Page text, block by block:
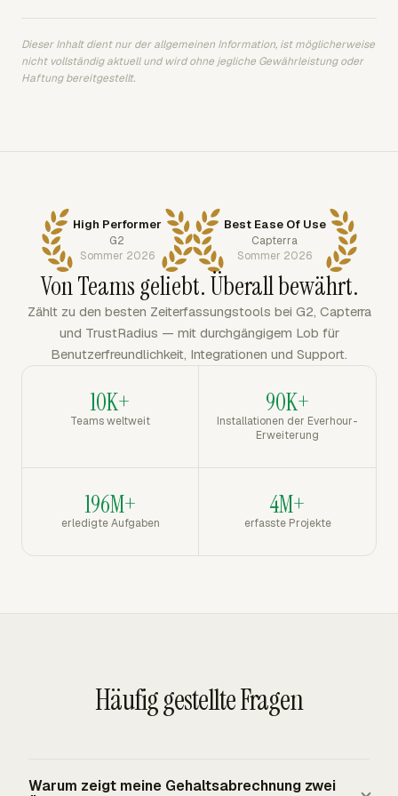
Dieser Inhalt dient nur der allgemeinen Information, ist möglicherweise
nicht vollständig aktuell und wird ohne jegliche Gewährleistung oder
Haftung bereitgestellt.
High Performer
G2
Sommer 2026
Best Ease Of Use
Capterra
Sommer 2026
Von Teams geliebt. Überall bewährt.
Zählt zu den besten Zeiterfassungstools bei G2, Capterra
und TrustRadius — mit durchgängigem Lob für
Benutzerfreundlichkeit, Integrationen und Support.
10K+
Teams weltweit
90K+
Installationen der Everhour-
Erweiterung
196M+
erledigte Aufgaben
4M+
erfasste Projekte
Häufig gestellte Fragen
Warum zeigt meine Gehaltsabrechnung zwei